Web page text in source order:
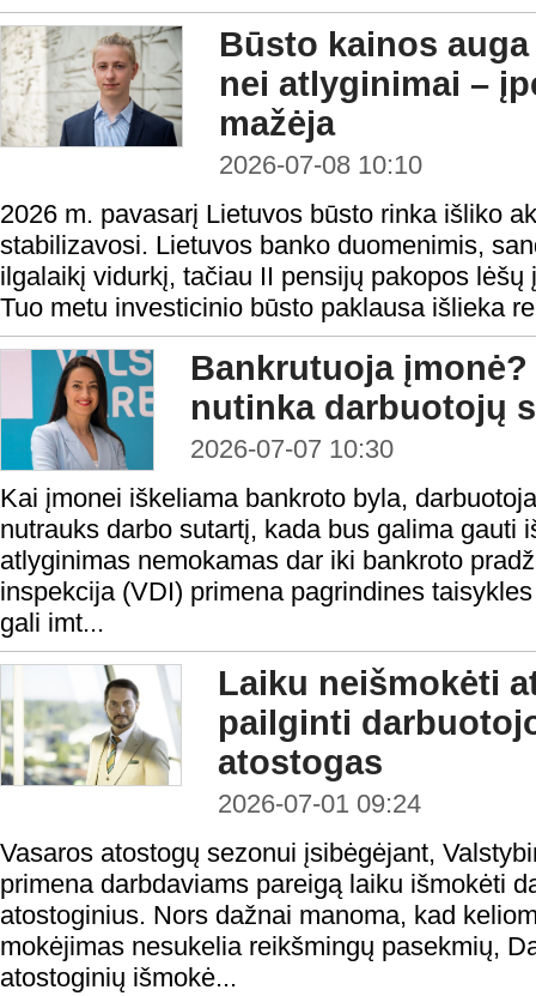
Būsto kainos
nei atlyginimai –
mažėja
2026-07-08 10:10
2026 m. pavasarį Lietuvos būsto rinka išliko
stabilizavosi. Lietuvos banko duomenimis,
ilgalaikį vidurkį, tačiau II pensijų pakopos
Tuo metu investicinio būsto paklausa išlieka
Bankrutuoja
nutinka darbuotojų
2026-07-07 10:30
Kai įmonei iškeliama bankroto byla,
nutrauks darbo sutartį, kada bus galima gauti
atlyginimas nemokamas dar iki bankroto
inspekcija (VDI) primena pagrindines
gali imt...
Laiku neišmokėti
pailginti
atostogas
2026-07-01 09:24
Vasaros atostogų sezonui įsibėgėjant,
primena darbdaviams pareigą laiku išmokėti
atostoginius. Nors dažnai manoma, kad
mokėjimas nesukelia reikšmingų pasekmių,
atostoginių išmokė...